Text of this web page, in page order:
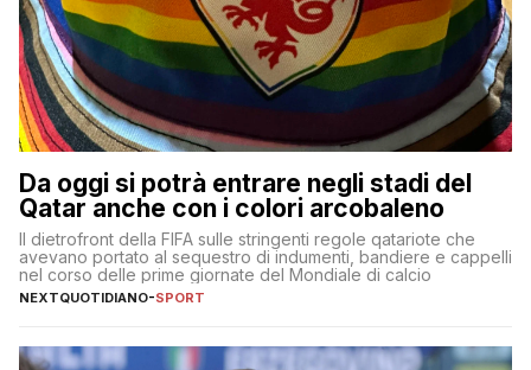
Da oggi si potrà entrare negli stadi del
Qatar anche con i colori arcobaleno
Il dietrofront della FIFA sulle stringenti regole qatariote che
avevano portato al sequestro di indumenti, bandiere e cappelli
nel corso delle prime giornate del Mondiale di calcio
NEXTQUOTIDIANO-SPORT